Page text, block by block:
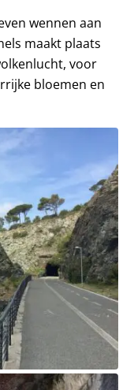
wennen aan
maakt plaats
voor
bloemen en